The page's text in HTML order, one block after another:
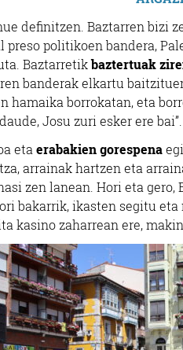
definitzen. Baztarren bizi
preso politikoen bandera,
Baztarretikbaztertuak
banderak elkartu
hamaika borrokatan, eta
Josu zuri esker ere bai”.
eta erabakien gorespena
arrainak hartzen eta
zen lanean. Hori eta
bakarrik, ikasten segitu
kasino zaharrean ere,